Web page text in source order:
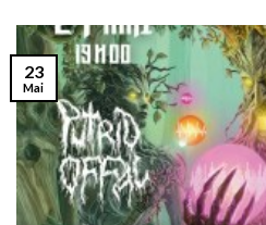
23
Mai